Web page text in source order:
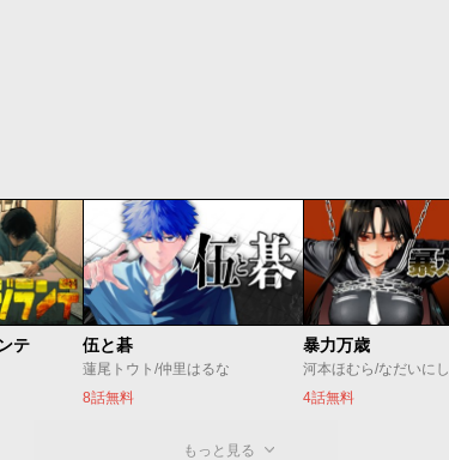
テ 伍と碁
蓮尾トウト/仲里はるな
8話無料
暴力万歳
河本ほむら/なだいにし
4話無料
もっと見る